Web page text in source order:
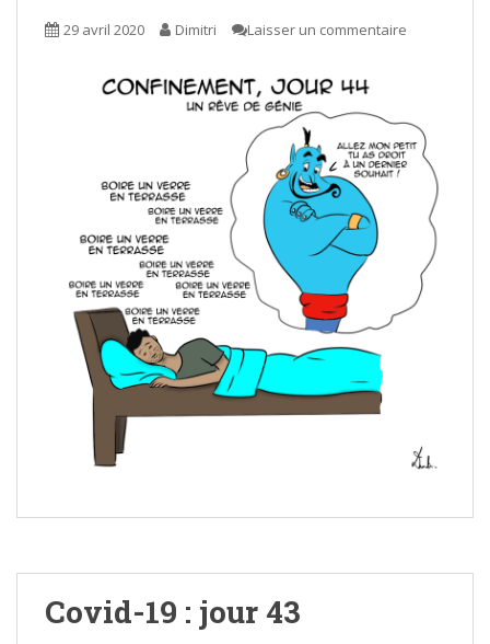
29 avril 2020 Dimitri Laisser un commentaire
Covid-19 : jour 43